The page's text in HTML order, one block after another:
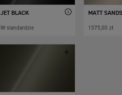
JET BLACK
W standardzie
MATT
1575,00 zł